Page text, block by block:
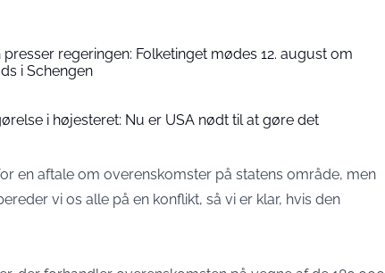
regeringen: Folketinget mødes 12. august om
i Schengen
i højesteret: Nu er USA nødt til at gøre det
en aftale om overenskomster på statens område, men
vi os alle på en konflikt, så vi er klar, hvis den